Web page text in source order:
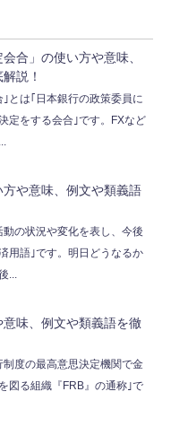
合」の使い方や意味、
説！
｣とは｢日本銀行の政策委員に
定をする会合｣です。FXなど
方や意味、例文や類義語
動の状況や変化を表し、今後
用語｣です。明日どうなるか
...
意味、例文や類義語を徹
制度の最高意思決定機関で金
図る組織『FRB』の通称｣で